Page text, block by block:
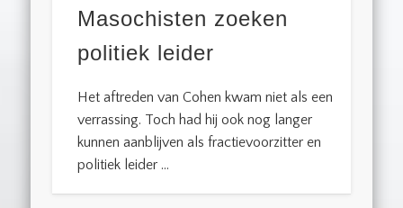
Masochisten zoeken
politiek leider
Het aftreden van Cohen kwam niet als een
verrassing. Toch had hij ook nog langer
kunnen aanblijven als fractievoorzitter en
politiek leider …